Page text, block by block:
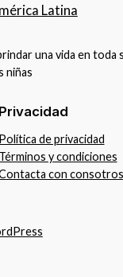
Latina
una vida en toda
niñas
Privacidad
Política de privacidad
Términos y condiciones
con consotros